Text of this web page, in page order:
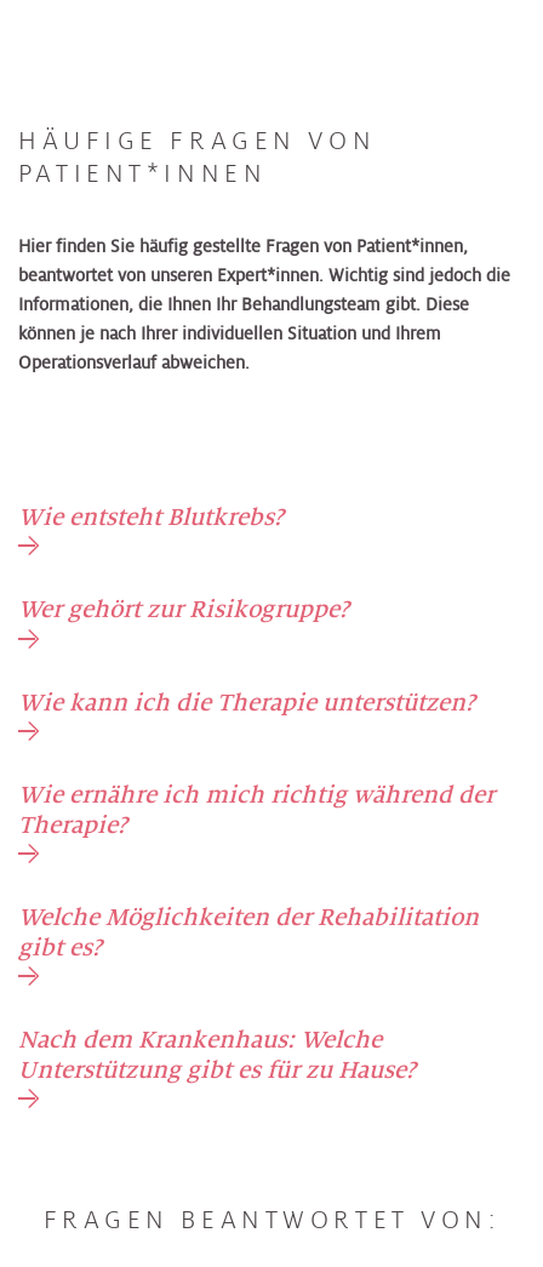
HÄUFIGE FRAGEN VON
PATIENT*INNEN
Hier finden Sie häufig gestellte Fragen von Patient*innen,
beantwortet von unseren Expert*innen. Wichtig sind jedoch die
Informationen, die Ihnen Ihr Behandlungsteam gibt. Diese
können je nach Ihrer individuellen Situation und Ihrem
Operationsverlauf abweichen.
Wie entsteht Blutkrebs?
Wer gehört zur Risikogruppe?
Wie kann ich die Therapie unterstützen?
Wie ernähre ich mich richtig während der
Therapie?
Welche Möglichkeiten der Rehabilitation
gibt es?
Nach dem Krankenhaus: Welche
Unterstützung gibt es für zu Hause?
FRAGEN BEANTWORTET VON: